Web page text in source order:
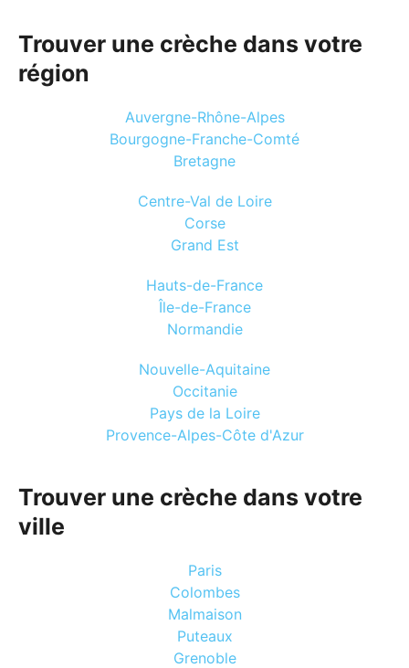
Trouver une crèche dans votre
région
Auvergne-Rhône-Alpes
Bourgogne-Franche-Comté
Bretagne
Centre-Val de Loire
Corse
Grand Est
Hauts-de-France
Île-de-France
Normandie
Nouvelle-Aquitaine
Occitanie
Pays de la Loire
Provence-Alpes-Côte d'Azur
Trouver une crèche dans votre
ville
Paris
Colombes
Malmaison
Puteaux
Grenoble